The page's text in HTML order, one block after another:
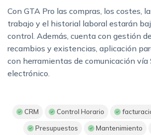
Con GTA Pro las compras, los costes,
trabajo y el historial laboral estarán
control. Además, cuenta con gestión
recambios y existencias, aplicación
con herramientas de comunicación vía
electrónico.
CRM Control Horario
Presupuestos Mantenimiento